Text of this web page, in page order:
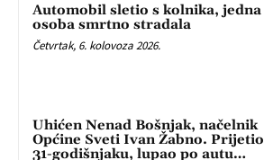
Automobil sletio s kolnika, jedna
osoba smrtno stradala
Četvrtak, 6. kolovoza 2026.
Uhićen Nenad Bošnjak, načelnik
Općine Sveti Ivan Žabno. Prijetio
31-godišnjaku, lupao po autu…